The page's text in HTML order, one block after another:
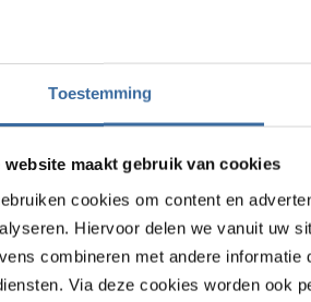
Toestemming
website maakt gebruik van cookies
cookies om content en
Hiervoor delen we vanuit uw
combineren met andere
Via deze cookies worden ook
(15)
(1)
(0)
(0)
(0)
€9.235,93
(€ 7.633,00 excl BTW)